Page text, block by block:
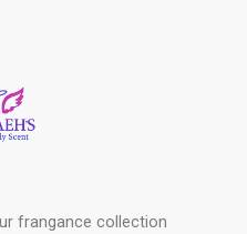
frangance collection